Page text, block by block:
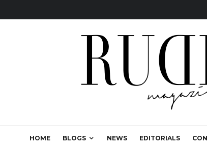
HOME BLOGS NEWS EDITORIALS